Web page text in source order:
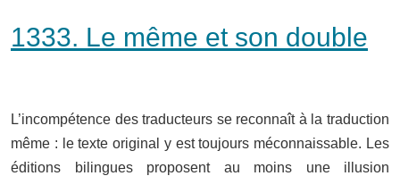
1333. Le même et son double
L’incompétence des traducteurs se reconnaît à la traduction
même : le texte original y est toujours méconnaissable. Les
éditions bilingues proposent au moins une illusion